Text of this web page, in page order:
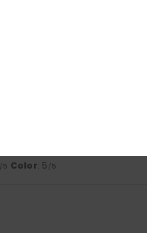
/5 Color: 5 /5